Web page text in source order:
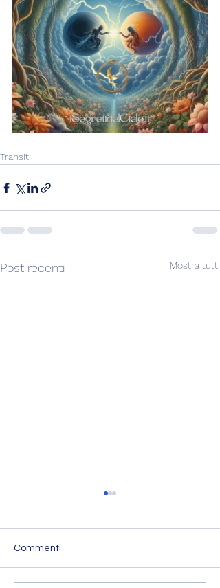
Transiti
Post recenti Mostra tutti
Commenti